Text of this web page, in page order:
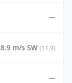
—
8.9 m/s SW (11.9)
—